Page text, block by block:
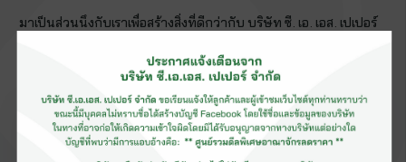
มาเป็นส่วนนึงกับเราเพื่อสร้างสิ่งที่ดีกว่ากับ บริษัท ซี. เอ. เอส. เปเปอร์